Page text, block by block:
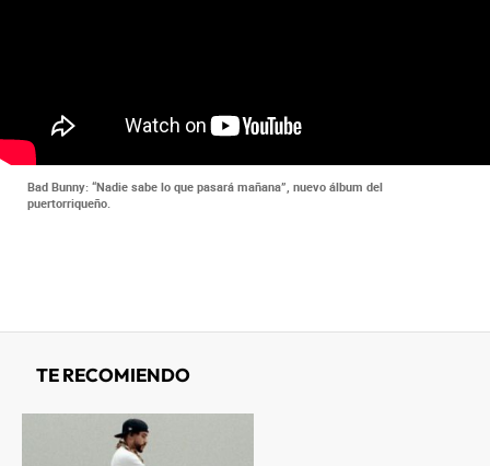
Bad Bunny: “Nadie sabe lo que pasará mañana”, nuevo álbum del
puertorriqueño.
TE RECOMIENDO